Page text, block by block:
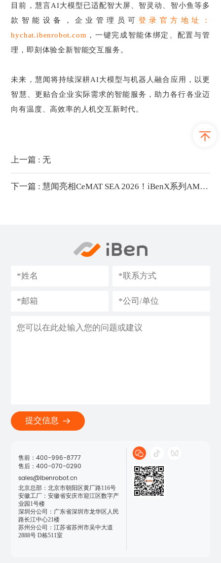
目前，慧言AI大模型已适配智大屏、智灵动、智小鱼等多
款智能设备，企业管理员可 登录官方地址：
hychat.ibenrobot.com ，一键完成智能体绑定、配置与管
理，即刻体验全新智能交互服务。
未来，慧闻将持续深耕AI大模型与机器人融合应用，以更
智慧、更贴合企业实际需求的智能服务，助力各行各业迈
向有温度、高效率的人机交互新时代。
上一篇 : 无
下一篇 : 慧闻亮相CeMAT SEA 2026！iBenX系列AMR海外首秀获青睐！
提交信息
售前：400-996-8777
售后：400-070-0290
sales@ibenrobot.cn
北京总部：北京市朝阳区黄厂路116号
安徽工厂：安徽省安庆市迎江区数字产
业园1号楼
深圳分公司：广东省深圳市龙华区人民
路长江中心21楼
苏州分公司：江苏省苏州市吴中大道
2888号 D栋511室